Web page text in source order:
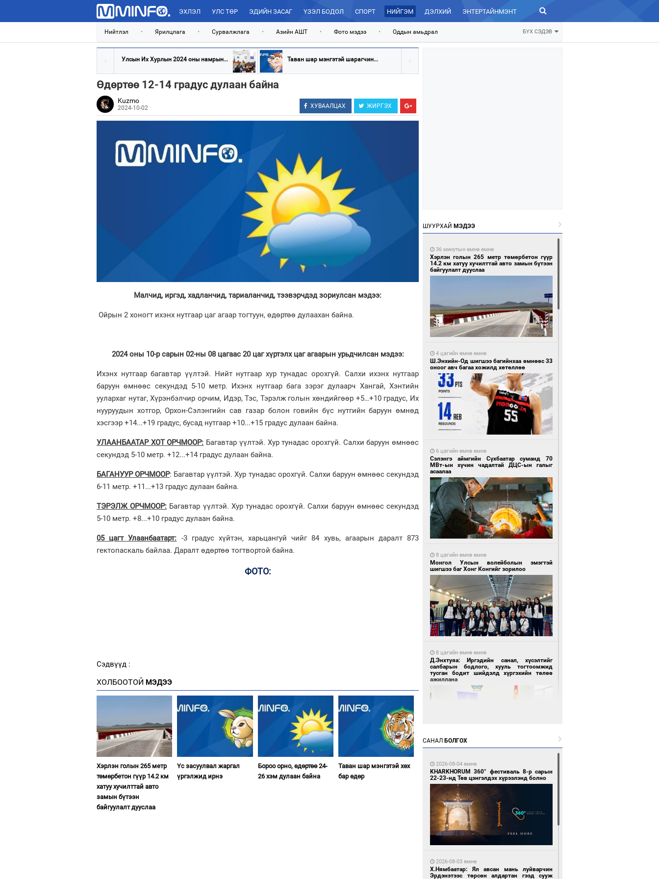
ЭХЛЭЛ УЛС ТӨР ЭДИЙН ЗАСАГ ҮЗЭЛ БОДОЛ СПОРТ НИЙГЭМ ДЭЛХИЙ ЭНТЕРТАЙНМЭНТ ЗУРХАЙ
Нийтлэл • Ярилцлага • Сурвалжлага • Азийн АШТ • Фото мэдээ • Оддын амьдрал БҮХ СЭДЭВ
Улсын Их Хурлын 2024 оны намрын... Таван шар мэнгэтэй шарагчин...
Өдөртөө 12-14 градус дулаан байна
Kuzmo
2024-10-02 ХУВААЛЦАХ ЖИРГЭХ
Малчид, иргэд, хадланчид, тариаланчид, тээвэрчдэд зориулсан мэдээ:
Ойрын 2 хоногт ихэнх нутгаар цаг агаар тогтуун, өдөртөө дулаахан байна.
2024 оны 10-р сарын 02-ны 08 цагаас 20 цаг хүртэлх цаг агаарын урьдчилсан мэдээ:
Ихэнх нутгаар багавтар үүлтэй. Нийт нутгаар хур тунадас орохгүй. Салхи ихэнх нутгаар
баруун өмнөөс секундэд 5-10 метр. Ихэнх нутгаар бага зэрэг дулаарч Хангай, Хэнтийн
уулархаг нутаг, Хүрэнбэлчир орчим, Идэр, Тэс, Тэрэлж голын хөндийгөөр +5…+10 градус, Их
нууруудын хотгор, Орхон-Сэлэнгийн сав газар болон говийн бүс нутгийн баруун өмнөд
хэсгээр +14...+19 градус, бусад нутгаар +10...+15 градус дулаан байна.
УЛААНБААТАР ХОТ ОРЧМООР: Багавтар үүлтэй. Хур тунадас орохгүй. Салхи баруун өмнөөс
секундэд 5-10 метр. +12...+14 градус дулаан байна.
БАГАНУУР ОРЧМООР: Багавтар үүлтэй. Хур тунадас орохгүй. Салхи баруун өмнөөс секундэд
6-11 метр. +11...+13 градус дулаан байна.
ТЭРЭЛЖ ОРЧМООР: Багавтар үүлтэй. Хур тунадас орохгүй. Салхи баруун өмнөөс секундэд
5-10 метр. +8...+10 градус дулаан байна.
05 цагт Улаанбаатарт: -3 градус хүйтэн, харьцангуй чийг 84 хувь, агаарын даралт 873
гектопаскаль байлаа. Даралт өдөртөө тогтвортой байна.
ФОТО:
Сэдвүүд :
ХОЛБООТОЙ МЭДЭЭ
Хэрлэн голын 265 метр
төмөрбетон гүүр 14.2 км
хатуу хучилттай авто
замын бүтээн
байгуулалт дууслаа
Үс засуулвал жаргал
үргэлжид ирнэ
Бороо орно, өдөртөө 24-
26 хэм дулаан байна
Таван шар мэнгэтэй хөх
бар өдөр
ШУУРХАЙ МЭДЭЭ
36 минутын өмнө өмнө
Хэрлэн голын 265 метр төмөрбетон гүүр
14.2 км хатуу хучилттай авто замын бүтээн
байгуулалт дууслаа
4 цагийн өмнө өмнө
Ш.Энхийн-Од шигшээ багийнхаа өмнөөс 33
оноог авч багаа хожилд хөтөллөө
6 цагийн өмнө өмнө
Сэлэнгэ аймгийн Сүхбаатар суманд 70
МВт-ын хүчин чадалтай ДЦС-ын галыг
асаалаа
8 цагийн өмнө өмнө
Монгол Улсын волейболын эмэгтэй
шигшээ баг Хонг Конгийг зорилоо
8 цагийн өмнө өмнө
Д.Энхтуяа: Иргэдийн санал, хүсэлтийг
салбарын бодлого, хууль тогтоомжид
тусган бодит шийдэлд хүргэхийн төлөө
ажиллана
8 цагийн өмнө өмнө
Үс засуулвал жаргал үргэлжид ирнэ
Бороо орно, өдөртөө 24-26 хэм дулаан
байна
САНАЛ БОЛГОХ
2026-08-04 өмнө
KHARKHORUM 360° фестиваль 8-р сарын
22-23-нд Төв цэнгэлдэх хүрээлэнд болно
2026-08-03 өмнө
Х.Нямбаатар: Ял авсан мань луйварчин
Эрдэнэтээс төрсөн алдартан гээд сууж